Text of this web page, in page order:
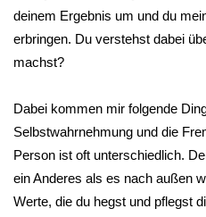
deinem Ergebnis um und du
erbringen. Du verstehst dabei
machst?
Dabei kommen mir folgende
Selbstwahrnehmung und die
Person ist oft unterschiedlich.
ein Anderes als es nach außen
Werte, die du hegst und pflegst